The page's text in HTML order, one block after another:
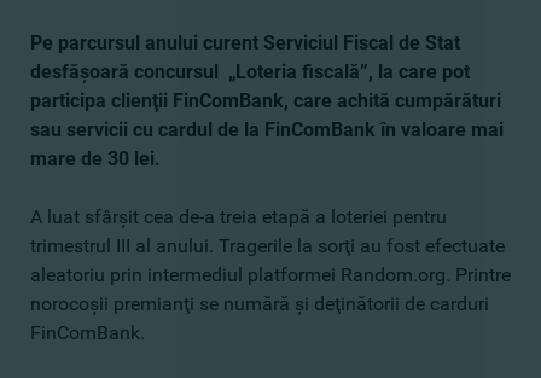
Pe parcursul anului curent Serviciul Fiscal de Stat
desfăşoară concursul „Loteria fiscală”, la care pot
participa clienţii FinComBank, care achită cumpărături
sau servicii cu cardul de la FinComBank în valoare mai
mare de 30 lei.
A luat sfârşit cea de-a treia etapă a loteriei pentru
trimestrul III al anului. Tragerile la sorţi au fost efectuate
aleatoriu prin intermediul platformei Random.org. Printre
norocoşii premianţi se numără şi deţinătorii de carduri
FinComBank.